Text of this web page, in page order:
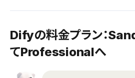
Difyの料金プラン：
てProfessionalへ